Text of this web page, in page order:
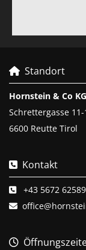
 Standort
Hornstein & Co
Schrettergasse 11-
6600 Reutte Tirol
 Kontakt
 +43 5672 62589

